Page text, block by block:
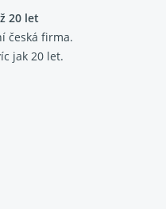
20 let
česká firma.
jak 20 let.